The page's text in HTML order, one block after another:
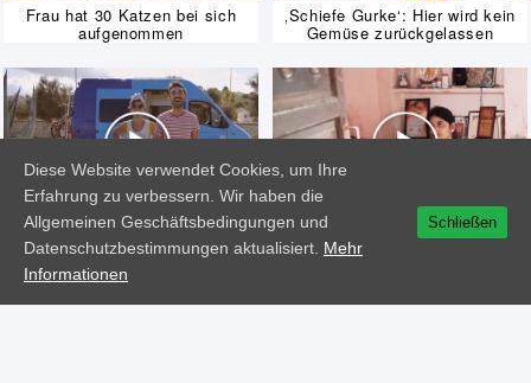
Frau hat 30 Katzen bei sich
aufgenommen
‚Schiefe Gurke‘: Hier wird kein
Gemüse zurückgelassen
Das etwas andere kulinarische
Abenteuer
Zwangsheirat: Wie Ungeborene
bereits ‚verlobt‘ werden
AGB | Datenschutzhinweise
Diese Website verwendet Cookies, um Ihre
Erfahrung zu verbessern. Wir haben die
Allgemeinen Geschäftsbedingungen und
Datenschutzbestimmungen aktualisiert. Mehr
Informationen
Schließen